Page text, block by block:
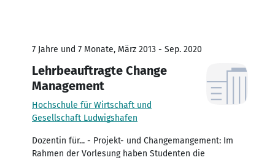
7 Jahre und 7 Monate, März 2013 - Sep. 2020
Lehrbeauftragte Change
Management
Hochschule für Wirtschaft und
Gesellschaft Ludwigshafen
Dozentin für... - Projekt- und Changemangement: Im
Rahmen der Vorlesung haben Studenten die